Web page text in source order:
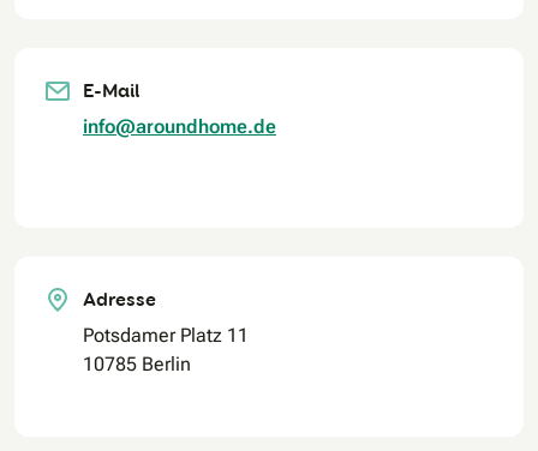
E-Mail
info@aroundhome.de
Adresse
Potsdamer Platz 11
10785 Berlin